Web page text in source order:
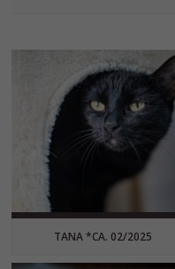
TANA *CA. 02/2025